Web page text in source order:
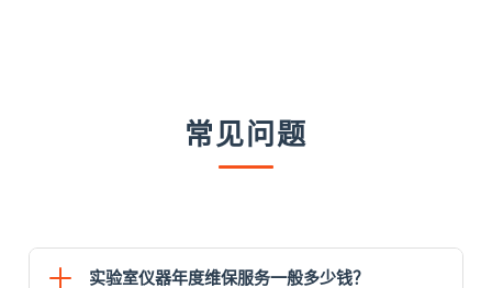
常见问题
实验室仪器年度维保服务一般多少钱？